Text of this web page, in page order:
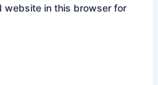
website in this browser for